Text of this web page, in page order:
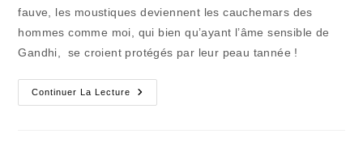
fauve, les moustiques deviennent les cauchemars des
hommes comme moi, qui bien qu’ayant l’âme sensible de
Gandhi, se croient protégés par leur peau tannée !
Continuer La Lecture
Eté
Ou